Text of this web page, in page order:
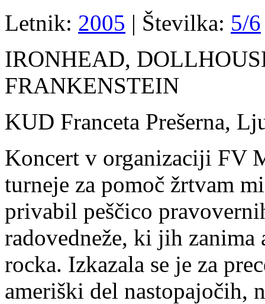
Letnik: 2005 | Številka: 5/6
IRONHEAD,
FRANKENSTEIN
KUD Franceta Prešerna,
Koncert v organizaciji FV
turneje za pomoč žrtvam
privabil peščico
radovedneže, ki jih zanima
rocka. Izkazala se je za
ameriški del nastopajočih,